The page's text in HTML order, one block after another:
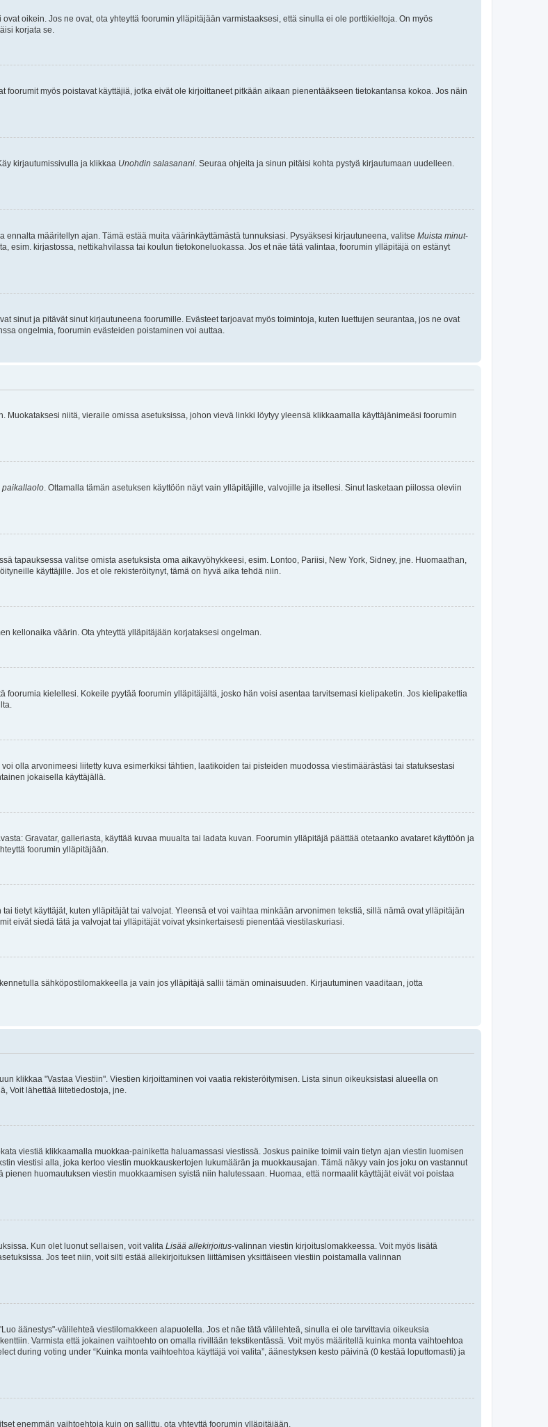
oikein. Jos ne ovat, ota yhteyttä foorumin ylläpitäjään varmistaaksesi, että sinulla ei ole porttikieltoja. On myös
korjata se.
myös poistavat käyttäjiä, jotka eivät ole kirjoittaneet pitkään aikaan pienentääkseen tietokantansa kokoa. Jos näin
kirjautumissivulla ja klikkaa Unohdin salasanani . Seuraa ohjeita ja sinun pitäisi kohta pystyä kirjautumaan uudelleen.
määritellyn ajan. Tämä estää muita väärinkäyttämästä tunnuksiasi. Pysyäksesi kirjautuneena, valitse Muista minut-
esim. kirjastossa, nettikahvilassa tai koulun tietokoneluokassa. Jos et näe tätä valintaa, foorumin ylläpitäjä on estänyt
sinut ja pitävät sinut kirjautuneena foorumille. Evästeet tarjoavat myös toimintoja, kuten luettujen seurantaa, jos ne ovat
ongelmia, foorumin evästeiden poistaminen voi auttaa.
niitä, vieraile omissa asetuksissa, johon vievä linkki löytyy yleensä klikkaamalla käyttäjänimeäsi foorumin
paikallaolo . Ottamalla tämän asetuksen käyttöön näyt vain ylläpitäjille, valvojille ja itsellesi. Sinut lasketaan piilossa oleviin
tapauksessa valitse omista asetuksista oma aikavyöhykkeesi, esim. Lontoo, Pariisi, New York, Sidney, jne. Huomaathan,
käyttäjille. Jos et ole rekisteröitynyt, tämä on hyvä aika tehdä niin.
kellonaika väärin. Ota yhteyttä ylläpitäjään korjataksesi ongelman.
kielellesi. Kokeile pyytää foorumin ylläpitäjältä, josko hän voisi asentaa tarvitsemasi kielipaketin. Jos kielipakettia
olla arvonimeesi liitetty kuva esimerkiksi tähtien, laatikoiden tai pisteiden muodossa viestimäärästäsi tai statuksestasi
jokaisella käyttäjällä.
Gravatar, galleriasta, käyttää kuvaa muualta tai ladata kuvan. Foorumin ylläpitäjä päättää otetaanko avataret käyttöön ja
foorumin ylläpitäjään.
tietyt käyttäjät, kuten ylläpitäjät tai valvojat. Yleensä et voi vaihtaa minkään arvonimen tekstiä, sillä nämä ovat ylläpitäjän
eivät siedä tätä ja valvojat tai ylläpitäjät voivat yksinkertaisesti pienentää viestilaskuriasi.
sähköpostilomakkeella ja vain jos ylläpitäjä sallii tämän ominaisuuden. Kirjautuminen vaaditaan, jotta
klikkaa "Vastaa Viestiin". Viestien kirjoittaminen voi vaatia rekisteröitymisen. Lista sinun oikeuksistasi alueella on
Voit lähettää liitetiedostoja, jne.
viestiä klikkaamalla muokkaa-painiketta haluamassasi viestissä. Joskus painike toimii vain tietyn ajan viestin luomisen
viestisi alla, joka kertoo viestin muokkauskertojen lukumäärän ja muokkausajan. Tämä näkyy vain jos joku on vastannut
huomautuksen viestin muokkaamisen syistä niin halutessaan. Huomaa, että normaalit käyttäjät eivät voi poistaa
Kun olet luonut sellaisen, voit valita Lisää allekirjoitus-valinnan viestin kirjoituslomakkeessa. Voit myös lisätä
Jos teet niin, voit silti estää allekirjoituksen liittämisen yksittäiseen viestiin poistamalla valinnan
äänestys"-välilehteä viestilomakkeen alapuolella. Jos et näe tätä välilehteä, sinulla ei ole tarvittavia oikeuksia
Varmista että jokainen vaihtoehto on omalla rivillään tekstikentässä. Voit myös määritellä kuinka monta vaihtoehtoa
during voting under “Kuinka monta vaihtoehtoa käyttäjä voi valita”, äänestyksen kesto päivinä (0 kestää loputtomasti) ja
enemmän vaihtoehtoja kuin on sallittu, ota yhteyttä foorumin ylläpitäjään.